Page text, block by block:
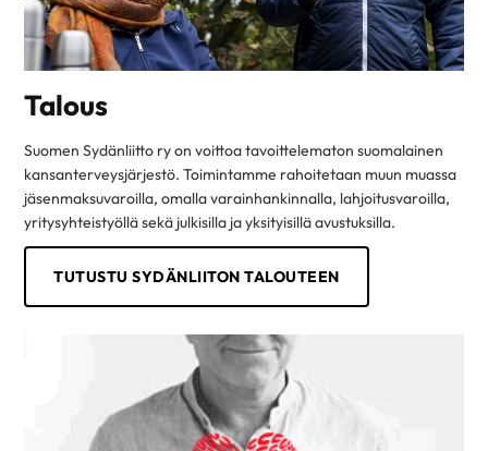
Talous
Suomen Sydänliitto ry on voittoa tavoittelematon suomalainen
kansanterveysjärjestö. Toimintamme rahoitetaan muun muassa
jäsenmaksuvaroilla, omalla varainhankinnalla, lahjoitusvaroilla,
yritysyhteistyöllä sekä julkisilla ja yksityisillä avustuksilla.
TUTUSTU SYDÄNLIITON TALOUTEEN